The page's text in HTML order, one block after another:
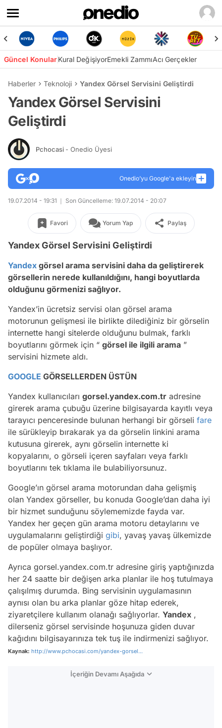
Güncel KonularKural DeğişiyorEmekli ZammıAcı Gerçekler
Haberler Teknoloji Yandex Görsel Servisini Geliştirdi
Yandex Görsel Servisini
Geliştirdi
Pchocasi - Onedio Üyesi
Onedio’yu Google'a ekleyin
19.07.2014 - 19:31 Son Güncelleme: 19.07.2014 - 20:07
Favori Yorum Yap Paylaş
Yandex Görsel Servisini Geliştirdi
Yandex görsel arama servisini daha da geliştirerek
görsellerin nerede kullanıldığını, hangi boyutlarda
olduğunu görmenizi sağlıyor.
Yandex’in ücretsiz servisi olan görsel arama
motorunun gelişmesi ile birlikte dilediğiniz bir görselin
internette hangi sitelerde olduğunu bulmak, farklı
boyutlarını görmek için “ görsel ile ilgili arama ”
servisini hizmete aldı.
GOOGLE GÖRSELLERDEN ÜSTÜN
Yandex kullanıcıları gorsel.yandex.com.tr adresine
girerek arama çubuğu üzerine bilgisayarda kayıtlı veya
tarayıcı penceresinde bulunan herhangi bir görseli fare
ile sürükleyip bırakarak ya da görselin linkini arama
kutusuna girerek, aynı görselin internette ki
kopyalarını, o görseli içeren sayfaları veya farklı
boyutlarını tek tıklama ile bulabiliyorsunuz.
Google’ın görsel arama motorundan daha gelişmiş
olan Yandex görseller, bu konuda Google’dan daha iyi
bir hizmet sunduğunu söylememizde fayda var.
Yandex her geçen gün arama motoru detaylarını ve
uygulamalarını geliştirdiği gibi, yavaş yavaş ülkemizde
de popüler olmaya başlıyor.
Ayrıca gorsel.yandex.com.tr adresine giriş yaptığınızda
her 24 saatte bir değişen arka planlar ile hoş tutulmaya
çalışılmış durumda. Bing servisinin uygulamasının
aynısı olan bu arka planlar göze hitap ederek,
ziyaretçilere kullanım olanağı sağlıyorlar. Yandex ,
dilerseniz görsel servisinde hoşunuza giden duvar
kağıdını bilgisayarınıza tek tuş ile indirmenizi sağlıyor.
Kaynak: http://www.pchocasi.com/yandex-gorsel...
İçeriğin Devamı Aşağıda